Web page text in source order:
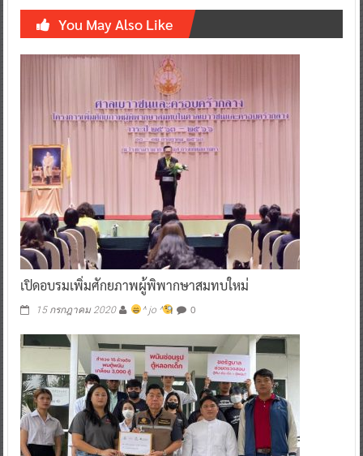
You May Also Like
เปิดอบรมเพิ่มศักยภาพผู้พิพากษาสมทบใหม่
15 กรกฎาคม 2020 ^ jo ^ 0